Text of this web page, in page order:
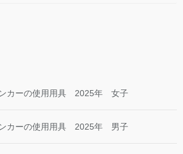
カーの使用用具 2025年 女子
カーの使用用具 2025年 男子